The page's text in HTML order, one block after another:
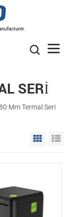
SERI
Mm Termal Seri
Grid